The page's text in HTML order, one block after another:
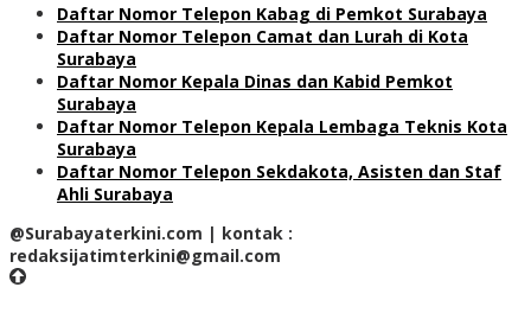
Daftar Nomor Telepon Kabag di Pemkot Surabaya
Daftar Nomor Telepon Camat dan Lurah di Kota
Surabaya
Daftar Nomor Kepala Dinas dan Kabid Pemkot
Surabaya
Daftar Nomor Telepon Kepala Lembaga Teknis Kota
Surabaya
Daftar Nomor Telepon Sekdakota, Asisten dan Staf
Ahli Surabaya
@Surabayaterkini.com | kontak :
redaksijatimterkini@gmail.com